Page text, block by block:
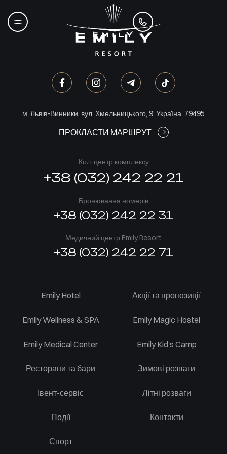
м. Львів-Винники, вул. Хмельницького, 9, Україна, 79495
ПРОКЛАСТИ МАРШРУТ
Кол-центр комплексу
+38 (032) 242 22 21
Бронювання номерів
+38 (032) 242 22 31
Медичний центр Emily Resort
+38 (032) 242 22 71
Emily Hotel
Emily Wellness & SPA
Emily Medical Center
Ресторани та бари
Івент-сервіс
Події
Спорт
Акції та пропозиції
Emily Magic Hostel
Emily Kid’s Camp
Зимові розваги
Літні розваги
Контакти